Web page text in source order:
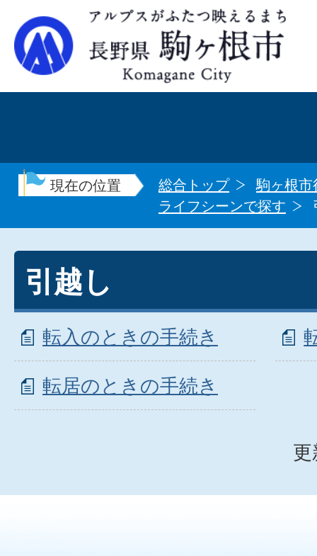
現在の位置 総合トップ
駒ヶ根市
ライフシーンで探す
引越し
転入のときの手続き
転居のときの手続き